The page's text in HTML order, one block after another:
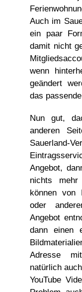
Auch im
ein paar
damit nicht
wenn
geändert
das
Nun gut,
anderen
Sauerland-
Angebot,
nichts
können von
oder
Angebot
dann einen
Adresse
natürlich
YouTube